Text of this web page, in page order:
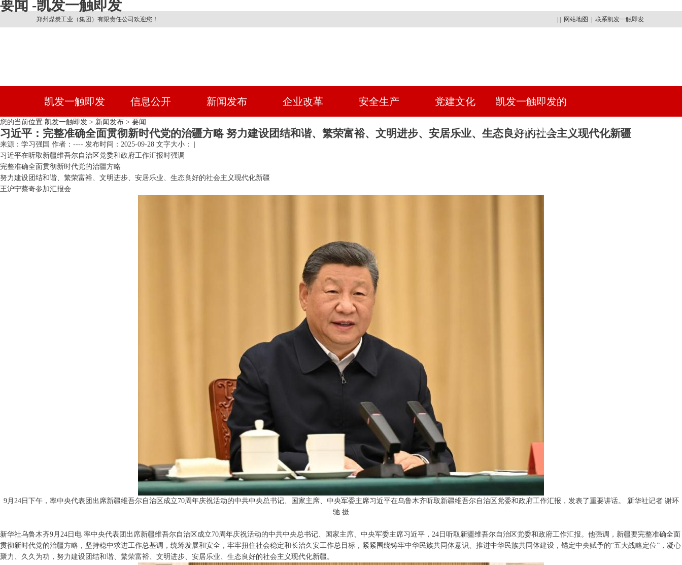
要闻 -凯发一触即发
郑州煤炭工业（集团）有限责任公司欢迎您！ 网站地图 联系凯发一触即发
凯发一触即发 信息公开 新闻发布 企业改革 安全生产 党建文化 凯发一触即发的
人才招聘
您的当前位置:凯发一触即发 > 新闻发布 > 要闻
习近平：完整准确全面贯彻新时代党的治疆方略 努力建设团结和谐、繁荣富裕、文明进步、安居乐业、生态良好的社会主义现代化新疆
来源：学习强国 作者：---- 发布时间：2025-09-28 文字大小： |
习近平在听取新疆维吾尔自治区党委和政府工作汇报时强调
完整准确全面贯彻新时代党的治疆方略
努力建设团结和谐、繁荣富裕、文明进步、安居乐业、生态良好的社会主义现代化新疆
王沪宁蔡奇参加汇报会
9月24日下午，率中央代表团出席新疆维吾尔自治区成立70周年庆祝活动的中共中央总书记、国家主席、中央军委主席习近平在乌鲁木齐听取新疆维吾尔自治区党委和政府工作汇报，发表了重要讲话。 新华社记者 谢环
驰 摄
新华社乌鲁木齐9月24日电 率中央代表团出席新疆维吾尔自治区成立70周年庆祝活动的中共中央总书记、国家主席、中央军委主席习近平，24日听取新疆维吾尔自治区党委和政府工作汇报。他强调，新疆要完整准确全面
贯彻新时代党的治疆方略，坚持稳中求进工作总基调，统筹发展和安全，牢牢扭住社会稳定和长治久安工作总目标，紧紧围绕铸牢中华民族共同体意识、推进中华民族共同体建设，锚定中央赋予的“五大战略定位”，凝心
聚力、久久为功，努力建设团结和谐、繁荣富裕、文明进步、安居乐业、生态良好的社会主义现代化新疆。